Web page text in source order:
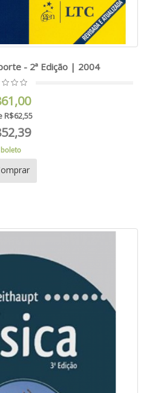
- 2ª Edição | 2004
R$62,55